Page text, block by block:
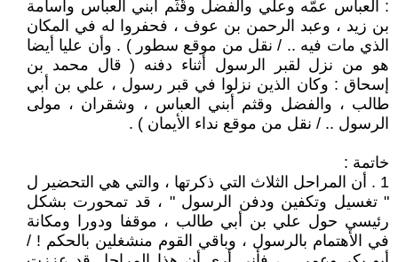
: العباس عمّه وعلي والفضل وقُثَم ابني العباس وأسامة
بن زيد ، وعبد الرحمن بن عوف ، فحفروا له في المكان
الذي مات فيه .. / نقل من موقع سطور ) . وأن عليا أيضا
هو من نزل لقبر الرسول أثناء دفنه ( قال محمد بن
إسحاق ‏:‏ وكان الذين نزلوا في قبر رسول ، علي بن أبي
طالب ، والفضل وقثم أبني العباس ، وشقران ، مولى
الرسول .. / نقل من موقع نداء الأيمان ) .
خاتمة :
1 . أن المراحل الثلاث التي ذكرتها ، والتي هي التحضير ل
" تغسيل وتكفين ودفن الرسول " ، قد تمحورت بشكل
رئيسي حول علي بن أبي طالب ، موقفا ودورا ومكانة
في الأهتمام بالرسول ، وباقي القوم منشغلين بالحكم ! /